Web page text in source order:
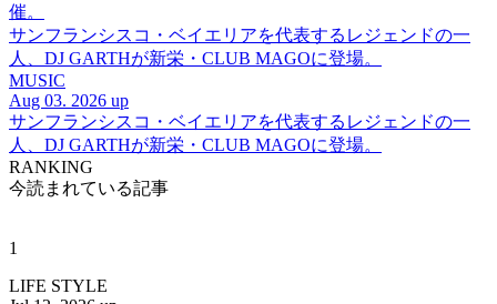
催。
サンフランシスコ・ベイエリアを代表するレジェンドの一
人、DJ GARTHが新栄・CLUB MAGOに登場。
MUSIC
Aug 03. 2026 up
サンフランシスコ・ベイエリアを代表するレジェンドの一
人、DJ GARTHが新栄・CLUB MAGOに登場。
RANKING
今読まれている記事
1
LIFE STYLE